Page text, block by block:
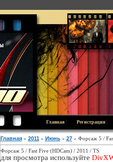
Главная| Регистрация|
Главная» 2011 » Июнь » 27» Форсаж 5 /
Форсаж 5 / Fast Five (HDCam) / 2011 / TS
для просмотра используйте